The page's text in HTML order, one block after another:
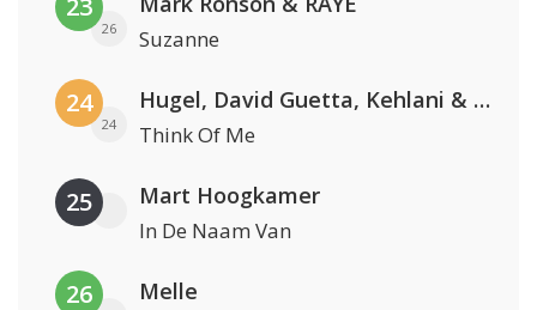
23
26 Suzanne
24
24
Hugel, David Guetta, Kehlani & Daecolm
Think Of Me
25 Mart Hoogkamer
In De Naam Van
26 Melle